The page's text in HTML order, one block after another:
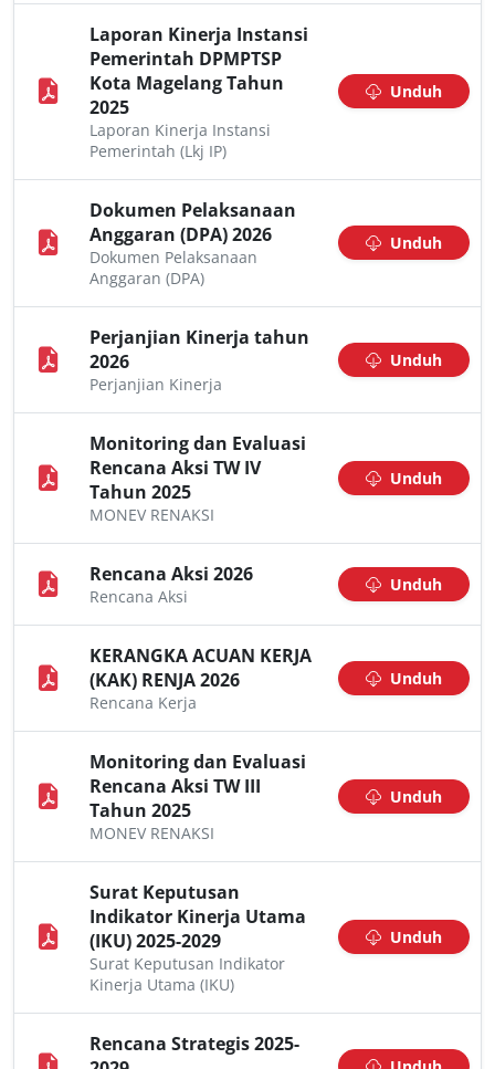
Laporan Kinerja Instansi
Pemerintah DPMPTSP
Kota Magelang Tahun
2025
Laporan Kinerja Instansi
Pemerintah (Lkj IP)
Unduh
Dokumen Pelaksanaan
Anggaran (DPA) 2026
Dokumen Pelaksanaan
Anggaran (DPA)
Unduh
Perjanjian Kinerja tahun
2026
Perjanjian Kinerja
Unduh
Monitoring dan Evaluasi
Rencana Aksi TW IV
Tahun 2025
MONEV RENAKSI
Unduh
Rencana Aksi 2026
Rencana Aksi
Unduh
KERANGKA ACUAN KERJA
(KAK) RENJA 2026
Rencana Kerja
Unduh
Monitoring dan Evaluasi
Rencana Aksi TW III
Tahun 2025
MONEV RENAKSI
Unduh
Surat Keputusan
Indikator Kinerja Utama
(IKU) 2025-2029
Surat Keputusan Indikator
Kinerja Utama (IKU)
Unduh
Rencana Strategis 2025-